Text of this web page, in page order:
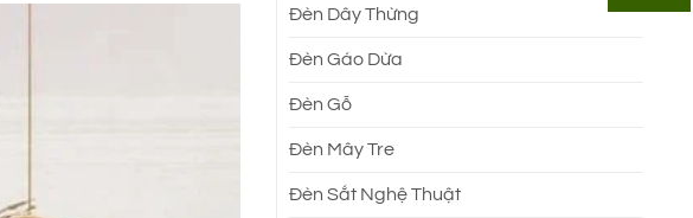
Đèn Dây Thừng
Đèn Gáo Dừa
Đèn Gỗ
Đèn Mây Tre
Đèn Sắt Nghệ Thuật